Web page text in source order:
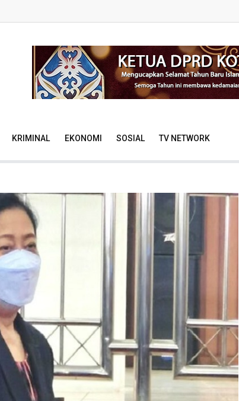
KRIMINAL EKONOMI SOSIAL TV NETWORK